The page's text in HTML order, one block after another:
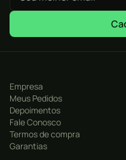
Gráficos de última
experiência visual
Campanha
envolvente e cheia de
Batalhas épicas contra
Modo multiplayer
Empresa
Meus Pedidos
Depoimentos
Fale Conosco
Termos de compra
Garantias